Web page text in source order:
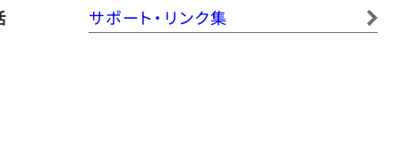
サポート・リンク集